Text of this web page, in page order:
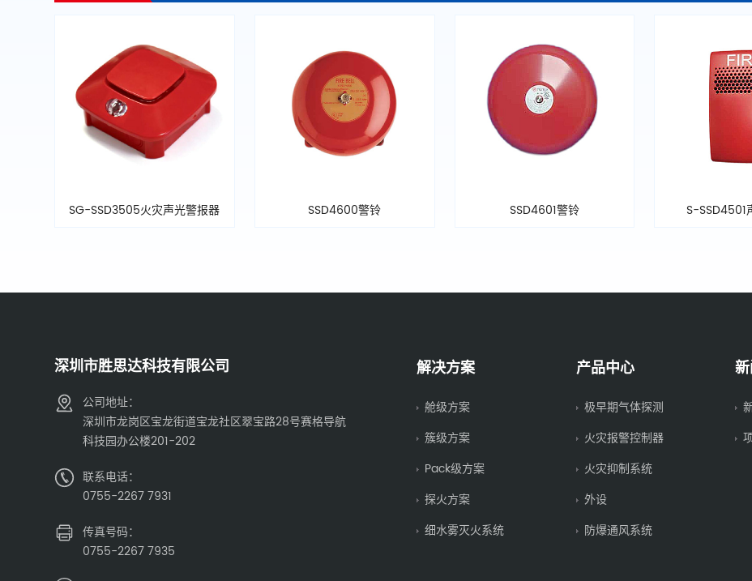
SG-SSD3505火灾声光警报器 SSD4600警铃 SSD4601警铃 S-SSD4501
深圳市胜思达科技有限公司
公司地址：
深圳市龙岗区宝龙街道宝龙社区翠宝路28号赛格导航
科技园办公楼201-202
联系电话：
0755-2267 7931
传真号码：
0755-2267 7935
解决方案
舱级方案
簇级方案
Pack级方案
探火方案
细水雾灭火系统
产品中心
极早期气体探测
火灾报警控制器
火灾抑制系统
外设
防爆通风系统